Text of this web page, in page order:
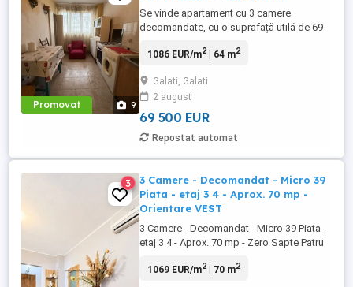
Promovat 9
Se vinde apartament cu 3 camere
decomandate, cu o suprafață utilă de 69
bloc din 1978, cu scară renovată și lift
generos, 2 grupuri sanitare, cămară și
debara. Apartamentul este luminos și
oferă posibilitatea de amenajare ...
1086 EUR/m2| 64 m2
Galati, Galati
2 august
69 500 EUR
Repostat automat
3
3 Camere - Decomandat - Micro 39
Piata - etaj 3 4 - Aprox. 70 mp -
Orientare VEST
3 Camere - Decomandat - Micro 39 Piata -
etaj 3 4 - Aprox. 70 mp - Zero Sapte Patru
vanzare apartament 3 camere
1069 EUR/m2| 70 m2